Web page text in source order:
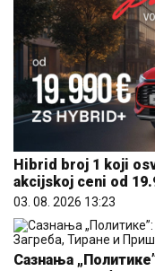
Hibrid broj 1 koji
akcijskoj ceni od
03. 08. 2026 13:23
Сазнања